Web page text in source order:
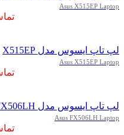
Asus X515EP Laptop
لپ تاپ ایسوس مدل X515EP
Asus X515EP Laptop
لپ تاپ ایسوس مدل FX506LH
Asus FX506LH Laptop